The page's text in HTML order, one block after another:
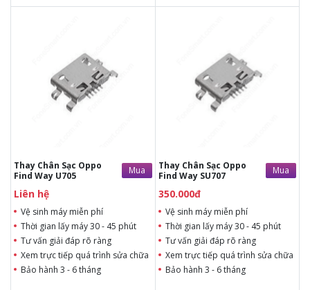
Thay Chân Sạc Oppo
Find Way U705
Mua
Liên hệ
Vệ sinh máy miễn phí
Thời gian lấy máy 30 - 45 phút
Tư vấn giải đáp rõ ràng
Xem trực tiếp quá trình sửa chữa
Bảo hành 3 - 6 tháng
Vệ sinh máy miễn phí
Thời gian lấy máy 30 - 45
phút
Tư vấn giải đáp rõ ràng
Xem trực tiếp quá trình
thay/ép mặt kính
Thay Chân Sạc Oppo
Find Way SU707
Mua
350.000đ
Vệ sinh máy miễn phí
Thời gian lấy máy 30 - 45 phút
Tư vấn giải đáp rõ ràng
Xem trực tiếp quá trình sửa chữa
Bảo hành 3 - 6 tháng
Vệ sinh máy miễn phí
Thời gian lấy máy 30 - 45
phút
Tư vấn giải đáp rõ ràng
Xem trực tiếp quá trình
thay/ép mặt kính